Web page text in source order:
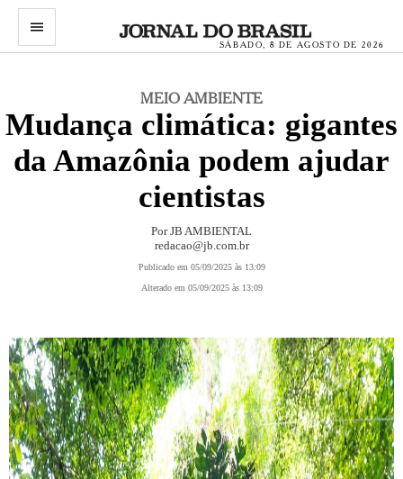
menu
SÁBADO, 8 DE AGOSTO DE 2026
MEIO AMBIENTE
Mudança climática: gigantes
da Amazônia podem ajudar
cientistas
Por JB AMBIENTAL
redacao@jb.com.br
Publicado em 05/09/2025 às 13:09
Alterado em 05/09/2025 às 13:09